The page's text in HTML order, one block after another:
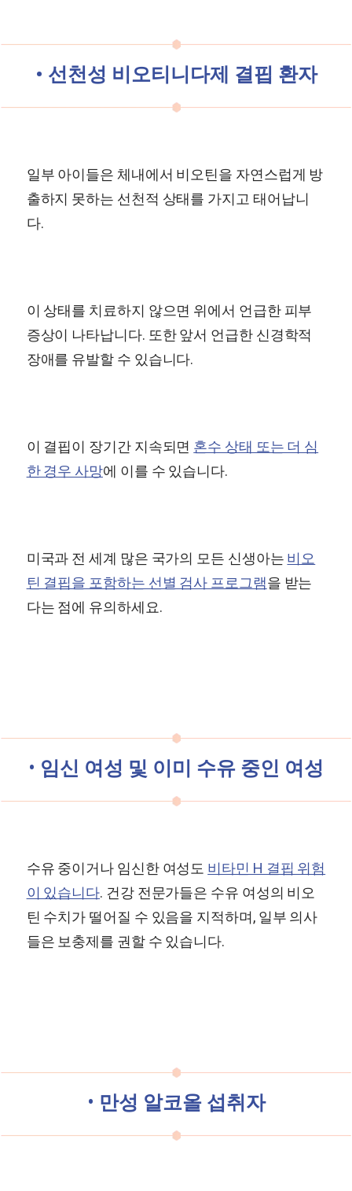
• 선천성 비오티니다제 결핍 환자
일부 아이들은 체내에서 비오틴을 자연스럽게 방
출하지 못하는 선천적 상태를 가지고 태어납니
다.
이 상태를 치료하지 않으면 위에서 언급한 피부
증상이 나타납니다. 또한 앞서 언급한 신경학적
장애를 유발할 수 있습니다.
이 결핍이 장기간 지속되면 혼수 상태 또는 더 심
한 경우 사망에 이를 수 있습니다.
미국과 전 세계 많은 국가의 모든 신생아는 비오
틴 결핍을 포함하는 선별 검사 프로그램을 받는
다는 점에 유의하세요.
• 임신 여성 및 이미 수유 중인 여성
수유 중이거나 임신한 여성도 비타민 H 결핍 위험
이 있습니다. 건강 전문가들은 수유 여성의 비오
틴 수치가 떨어질 수 있음을 지적하며, 일부 의사
들은 보충제를 권할 수 있습니다.
• 만성 알코올 섭취자